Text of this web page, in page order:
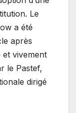
Le
a été
après
vivement
le Pastef,
dirigé